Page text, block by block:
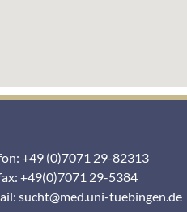
+49 (0)7071 29-82313
+49(0)7071 29-5384
sucht@med.uni-tuebingen.de